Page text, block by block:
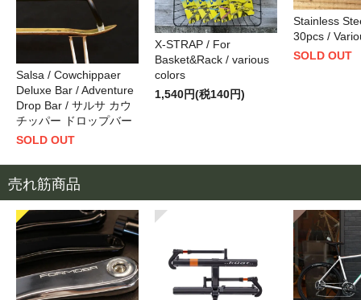
Salsa / Cowchippaer
Deluxe Bar / Adventure
Drop Bar / サルサ カウ
チッパー ドロップバー
SOLD OUT
X-STRAP / For
Basket&Rack / various
colors
1,540円(税140円)
Stainless
30pcs /
SOLD OUT
売れ筋商品